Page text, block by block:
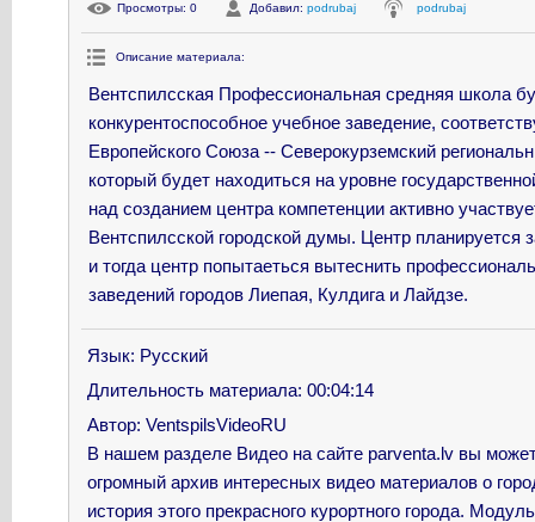
Просмотры: 0 Добавил: podrubaj podrubaj
Описание материала:
Вентспилсская Профессиональная средняя школа
конкурентоспособное учебное заведение,
Европейского Союза -- Северокурземский
который будет находиться на уровне
над созданием центра компетенции активно
Вентспилсской городской думы. Центр планируется
и тогда центр попытаеться вытеснить
заведений городов Лиепая, Кулдига и Лайдзе.
Язык: Русский
Длительность материала: 00:04:14
Автор: VentspilsVideoRU
В нашем разделе Видео на сайте parventa.lv вы
огромный архив интересных видео материалов о
история этого прекрасного курортного города.